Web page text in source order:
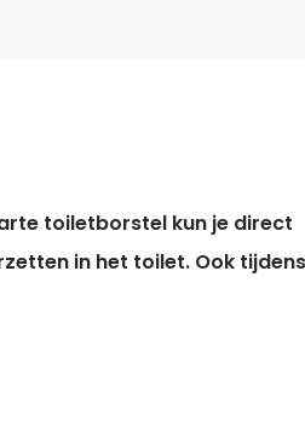
toiletborstel kun je direct
in het toilet. Ook tijdens